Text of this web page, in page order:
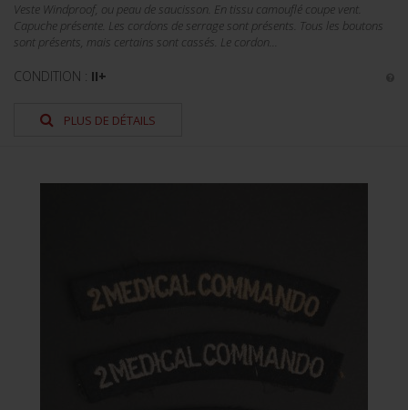
Veste Windproof, ou peau de saucisson. En tissu camouflé coupe vent.
Capuche présente. Les cordons de serrage sont présents. Tous les boutons
sont présents, mais certains sont cassés. Le cordon...
CONDITION : II+
PLUS DE DÉTAILS